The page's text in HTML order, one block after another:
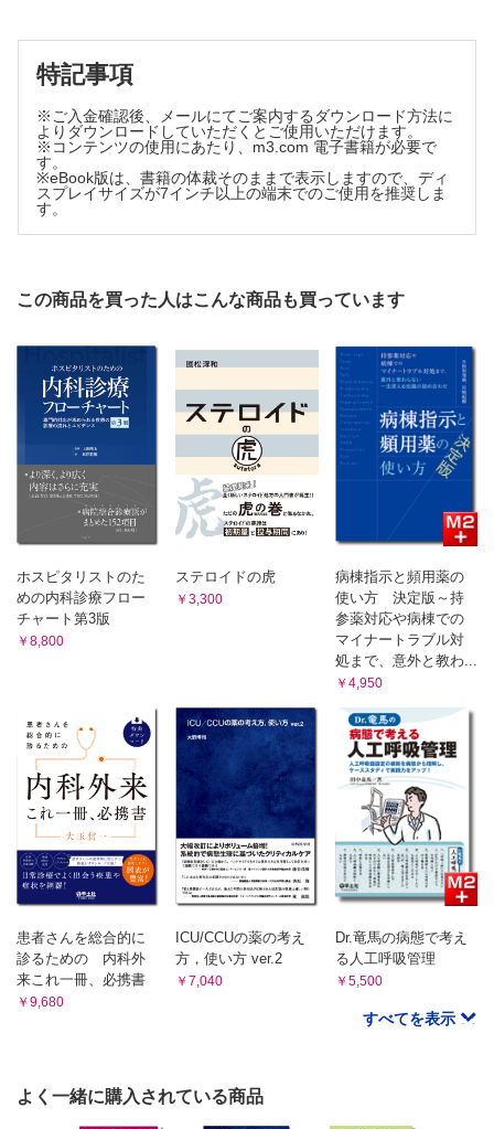
特記事項
※ご入金確認後、メールにてご案内するダウンロード方法に
よりダウンロードしていただくとご使用いただけます。
※コンテンツの使用にあたり、m3.com 電子書籍が必要で
す。
※eBook版は、書籍の体裁そのままで表示しますので、ディ
スプレイサイズが7インチ以上の端末でのご使用を推奨しま
す。
この商品を買った人はこんな商品も買っています
ホスピタリストのた
めの内科診療フロー
チャート第3版
￥8,800
ステロイドの虎
￥3,300
病棟指示と頻用薬の
使い方 決定版～持
参薬対応や病棟での
マイナートラブル対
処まで、意外と教わ...
￥4,950
患者さんを総合的に
診るための 内科外
来これ一冊、必携書
￥9,680
ICU/CCUの薬の考え
方，使い方 ver.2
￥7,040
Dr.竜馬の病態で考え
る人工呼吸管理
￥5,500
すべてを表示
よく一緒に購入されている商品